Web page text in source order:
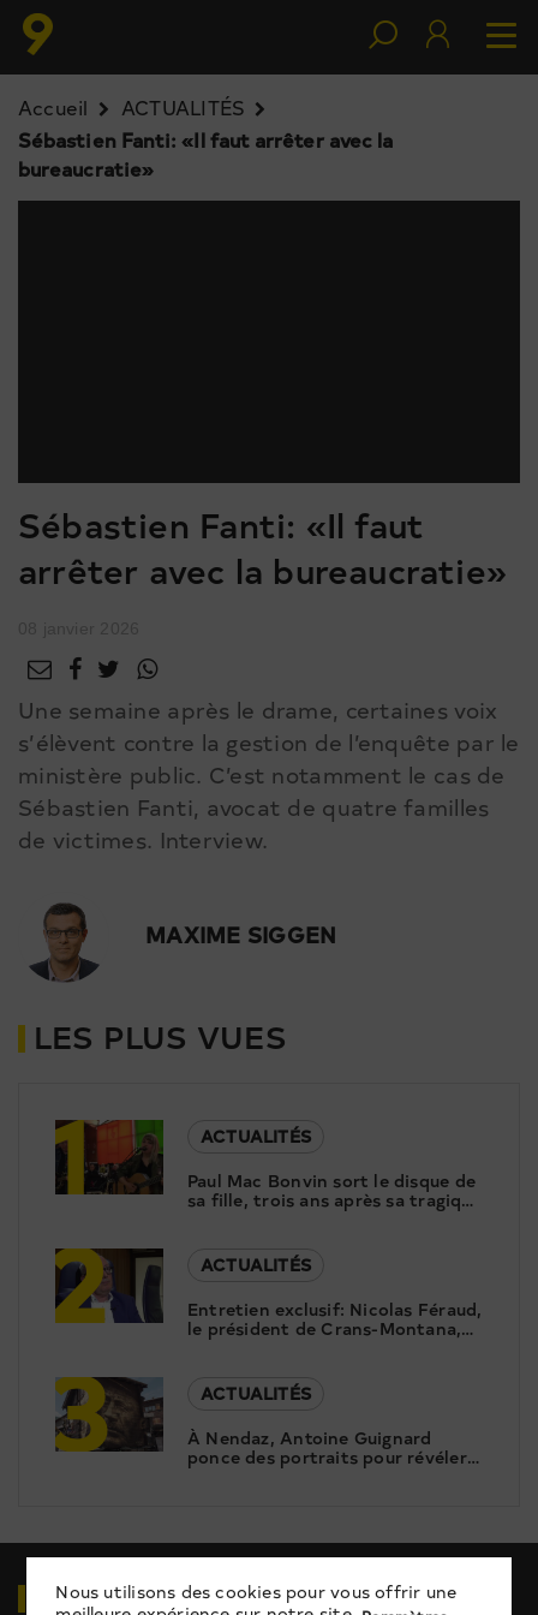
Accueil
ACTUALITÉS
Sébastien Fanti: «Il faut arrêter avec la
bureaucratie»
Sébastien Fanti: «Il faut
arrêter avec la bureaucratie»
Une semaine après le drame, certaines voix
s’élèvent contre la gestion de l’enquête par le
ministère public. C’est notamment le cas de
Sébastien Fanti, avocat de quatre familles
de victimes. Interview.
MAXIME SIGGEN
LES PLUS VUES
1
ACTUALITÉS
Paul Mac Bonvin sort le disque de
sa fille, trois ans après sa tragique
2
ACTUALITÉS
Entretien exclusif: Nicolas Féraud,
le président de Crans-Montana,
répond aux questions de Canal9
3
ACTUALITÉS
À Nendaz, Antoine Guignard
ponce des portraits pour révéler
le patrimoine
VIDÉOSEN RELATION
Nous utilisons des cookies pour vous offrir une